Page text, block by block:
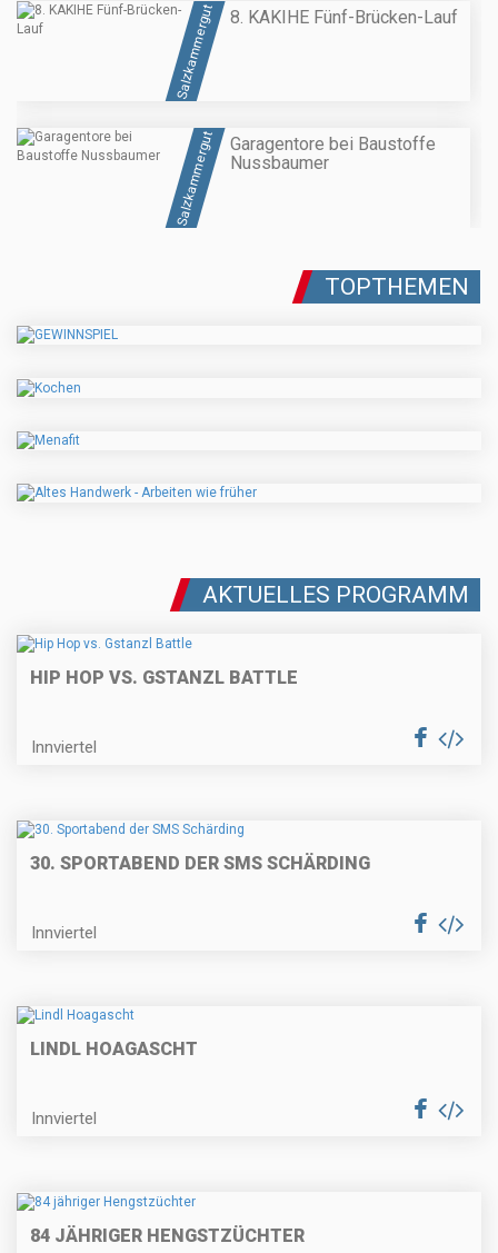
Salzkammergut 8. KAKIHE Fünf-Brücken-Lauf
Salzkammergut
Garagentore bei Baustoffe
Nussbaumer
TOPTHEMEN
AKTUELLES PROGRAMM
HIP HOP VS. GSTANZL BATTLE
Innviertel
30. SPORTABEND DER SMS SCHÄRDING
Innviertel
LINDL HOAGASCHT
Innviertel
84 JÄHRIGER HENGSTZÜCHTER